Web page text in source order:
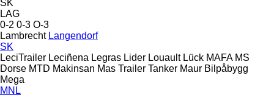
SK
LAG
0-2 0-3 O-3
Lambrecht Langendorf
SK
LeciTrailer Leciñena Legras Lider Louault Lück MAFA MS
Dorse MTD Makinsan Mas Trailer Tanker Maur Bilpåbygg
Mega
MNL